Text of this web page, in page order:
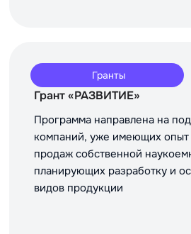
Гранты
Грант «РАЗВИТИЕ»
Программа направлена на
компаний, уже имеющих опыт
продаж собственной
планирующих разработку и
видов продукции